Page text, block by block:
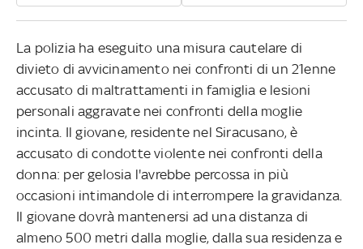
La polizia ha eseguito una misura cautelare di
divieto di avvicinamento nei confronti di un 21enne
accusato di maltrattamenti in famiglia e lesioni
personali aggravate nei confronti della moglie
incinta. Il giovane, residente nel Siracusano, è
accusato di condotte violente nei confronti della
donna: per gelosia l'avrebbe percossa in più
occasioni intimandole di interrompere la gravidanza.
Il giovane dovrà mantenersi ad una distanza di
almeno 500 metri dalla moglie, dalla sua residenza e